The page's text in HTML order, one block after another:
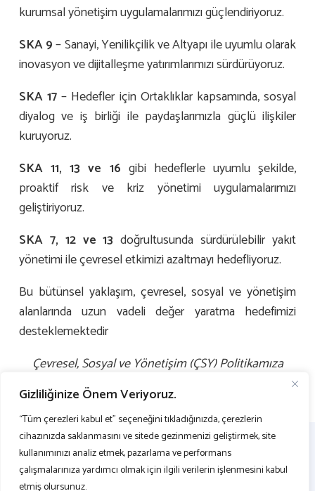
Gizliliğinize Önem Veriyoruz.
“Tüm çerezleri kabul et” seçeneğini tıkladığınızda, çerezlerin
cihazınızda saklanmasını ve sitede gezinmenizi geliştirmek, site
kullanımınızı analiz etmek, pazarlama ve performans
çalışmalarınıza yardımcı olmak için ilgili verilerin işlenmesini kabul
etmiş olursunuz.
kurumsal yönetişim uygulamalarımızı güçlendiriyoruz.
SKA 9– Sanayi, Yenilikçilik ve Altyapı ile uyumlu olarak
inovasyon ve dijitalleşme yatırımlarımızı sürdürüyoruz.
SKA 17 – Hedefler için Ortaklıklar kapsamında, sosyal
diyalog ve iş birliği ile paydaşlarımızla güçlü ilişkiler
kuruyoruz.
SKA 11, 13 ve 16 gibi hedeflerle uyumlu şekilde,
proaktif risk ve kriz yönetimi uygulamalarımızı
geliştiriyoruz.
SKA 7, 12 ve 13 doğrultusunda sürdürülebilir yakıt
yönetimi ile çevresel etkimizi azaltmayı hedefliyoruz.
Bu bütünsel yaklaşım, çevresel, sosyal ve yönetişim
alanlarında uzun vadeli değer yaratma hedefimizi
desteklemektedir
Çevresel, Sosyal ve Yönetişim (ÇSY) Politikamıza